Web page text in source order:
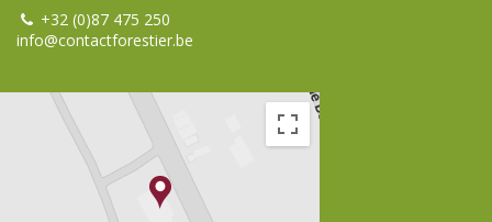
+32 (0)87 475 250
info@contactforestier.be